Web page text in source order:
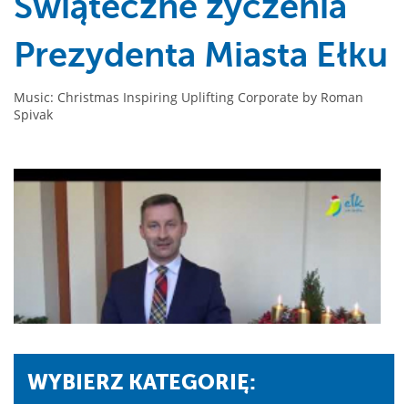
Prezydenta Miasta Ełku
Music: Christmas Inspiring Uplifting Corporate by Roman
Spivak
WYBIERZ KATEGORIĘ: